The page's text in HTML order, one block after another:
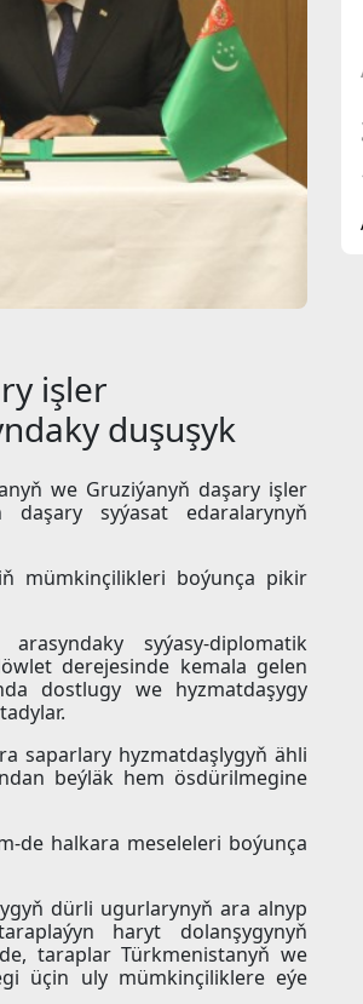
işler
duşuşyk
we Gruziýanyň daşary işler
daşary syýasat edaralarynyň
mümkinçilikleri boýunça pikir
syýasy-diplomatik
derejesinde kemala gelen
dostlugy we hyzmatdaşygy
saparlary hyzmatdaşlygyň ähli
beýläk hem ösdürilmegine
de halkara meseleleri boýunça
dürli ugurlarynyň ara alnyp
haryt dolanşygynyň
taraplar Türkmenistanyň we
üçin uly mümkinçiliklere eýe